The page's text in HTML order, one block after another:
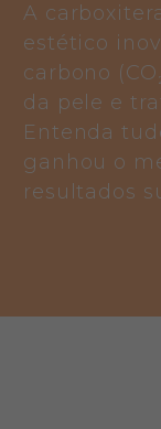
A
estético
carbono
da pele e
Entenda
ganhou o
resultados